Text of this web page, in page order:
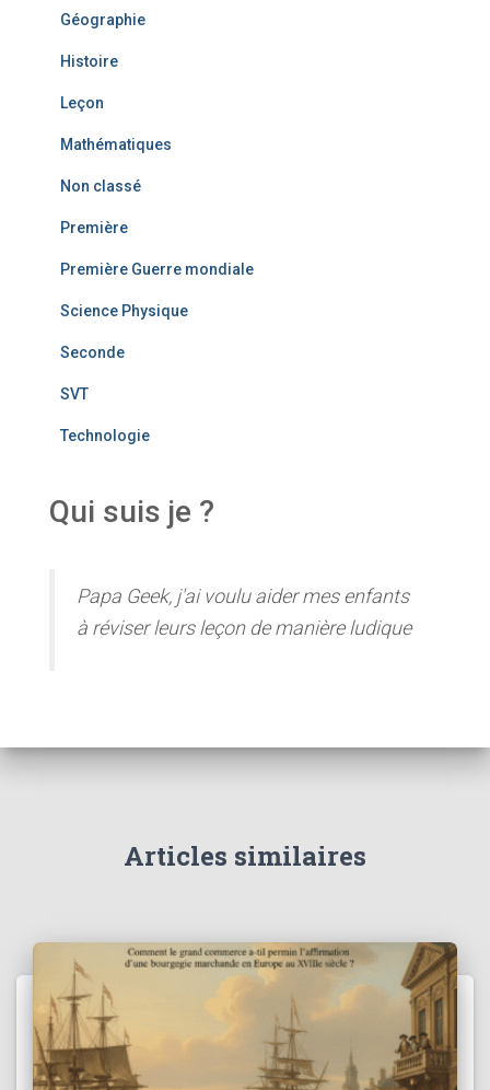
Géographie
Histoire
Leçon
Mathématiques
Non classé
Première
Première Guerre mondiale
Science Physique
Seconde
SVT
Technologie
Qui suis je ?
Papa Geek, j'ai voulu aider mes enfants
à réviser leurs leçon de manière ludique
Articles similaires